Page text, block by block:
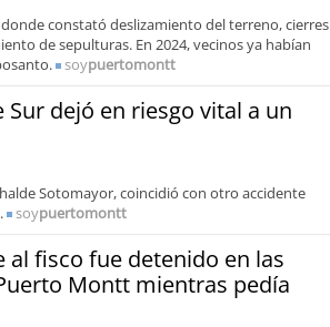
constató deslizamiento del terreno, cierres
de sepulturas. En 2024, vecinos ya habían
soypuertomontt
dejó en riesgo vital a un
Sotomayor, coincidió con otro accidente
soypuertomontt
al fisco fue detenido en las
Montt mientras pedía